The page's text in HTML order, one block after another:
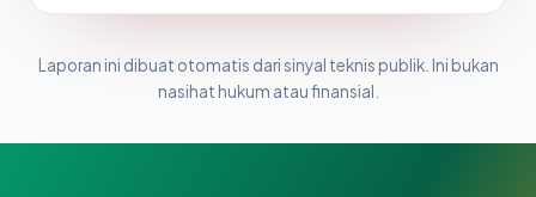
Laporan ini dibuat otomatis dari sinyal teknis publik. Ini bukan
nasihat hukum atau finansial.